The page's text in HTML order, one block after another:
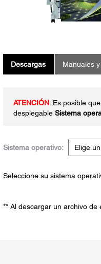
Descargas Manuales
ATENCIÓN: Es posible
desplegable Sistema
Sistema operativo:
Seleccione su sistema
** Al descargar un archivo de